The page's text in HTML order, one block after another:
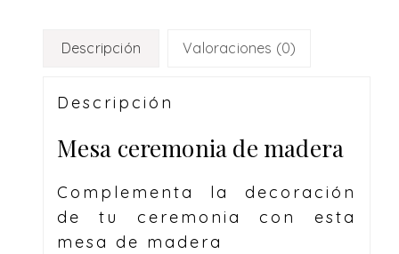
Descripción Valoraciones (0)
Descripción
Mesa ceremonia de madera
Complementa la decoración
de tu ceremonia con esta
mesa de madera